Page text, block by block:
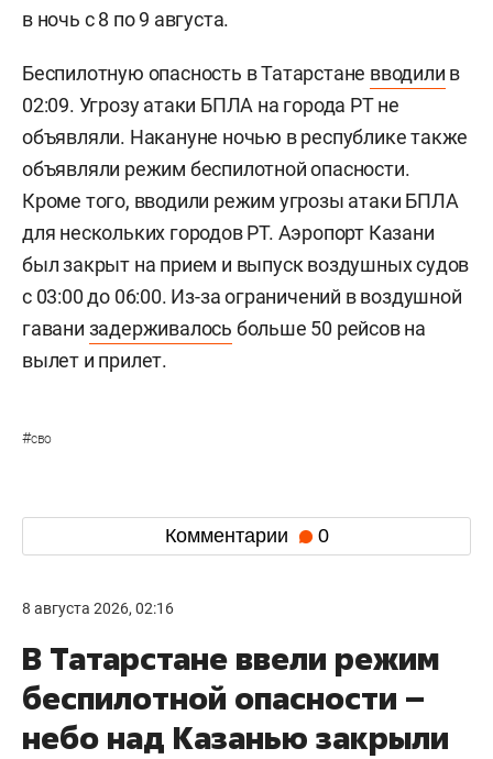
в ночь с 8 по 9 августа.
Беспилотную опасность в Татарстане вводили в
02:09. Угрозу атаки БПЛА на города РТ не
объявляли. Накануне ночью в республике также
объявляли режим беспилотной опасности.
Кроме того, вводили режим угрозы атаки БПЛА
для нескольких городов РТ. Аэропорт Казани
был закрыт на прием и выпуск воздушных судов
с 03:00 до 06:00. Из-за ограничений в воздушной
гавани задерживалось больше 50 рейсов на
вылет и прилет.
#сво
Комментарии 0
8 августа 2026, 02:16
В Татарстане ввели режим
беспилотной опасности –
небо над Казанью закрыли